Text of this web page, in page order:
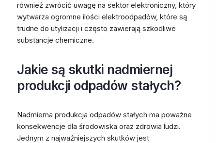
również zwrócić uwagę na sektor elektroniczny, który
wytwarza ogromne ilości elektroodpadów, które są
trudne do utylizacji i często zawierają szkodliwe
substancje chemiczne.
Jakie są skutki nadmiernej
produkcji odpadów stałych?
Nadmierna produkcja odpadów stałych ma poważne
konsekwencje dla środowiska oraz zdrowia ludzi.
Jednym z najważniejszych skutków jest